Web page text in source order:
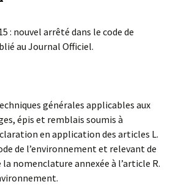
: nouvel arrêté dans le code de
au Journal Officiel.
générales applicables aux
épis et remblais soumis à
en application des articles L.
de l’environnement et relevant de
la nomenclature annexée à l’article R.